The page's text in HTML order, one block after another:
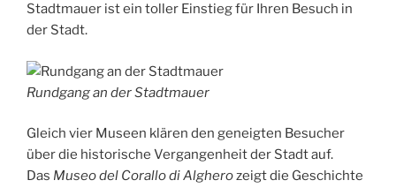
Stadtmauer ist ein toller Einstieg für Ihren Besuch in
der Stadt.
Rundgang an der Stadtmauer
Gleich vier Museen klären den geneigten Besucher
über die historische Vergangenheit der Stadt auf.
Das Museo del Corallo di Algherozeigt die Geschichte